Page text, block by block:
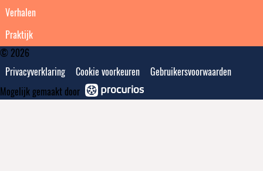
Verhalen
Praktijk
© 2026
Privacyverklaring
Cookie voorkeuren
Gebruikersvoorwaarden
Mogelijk gemaakt door